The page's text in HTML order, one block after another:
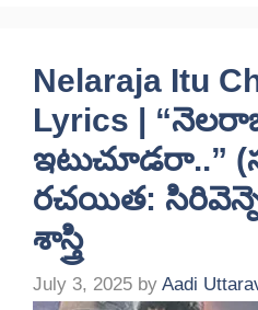
Nelaraja Itu
Lyrics |
ఇటుచూడరా..”
రచయిత:
శాస్త్రి
July 3, 2025 by Aadi